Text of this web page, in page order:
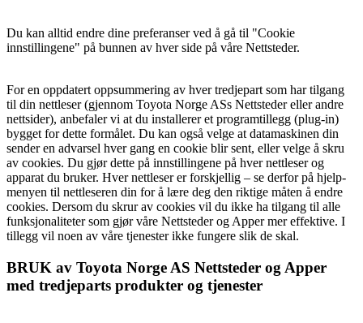
Du kan alltid endre dine preferanser ved å gå til "Cookie
innstillingene" på bunnen av hver side på våre Nettsteder.
For en oppdatert oppsummering av hver tredjepart som har tilgang
til din nettleser (gjennom Toyota Norge ASs Nettsteder eller andre
nettsider), anbefaler vi at du installerer et programtillegg (plug-in)
bygget for dette formålet. Du kan også velge at datamaskinen din
sender en advarsel hver gang en cookie blir sent, eller velge å skru
av cookies. Du gjør dette på innstillingene på hver nettleser og
apparat du bruker. Hver nettleser er forskjellig – se derfor på hjelp-
menyen til nettleseren din for å lære deg den riktige måten å endre
cookies. Dersom du skrur av cookies vil du ikke ha tilgang til alle
funksjonaliteter som gjør våre Nettsteder og Apper mer effektive. I
tillegg vil noen av våre tjenester ikke fungere slik de skal.
BRUK av Toyota Norge AS Nettsteder og Apper
med tredjeparts produkter og tjenester